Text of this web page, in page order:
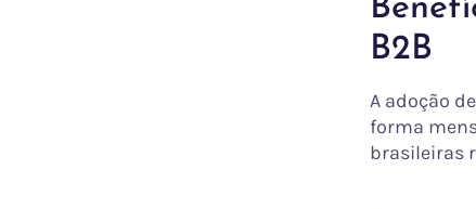
B2B
A adoção
forma
brasileiras